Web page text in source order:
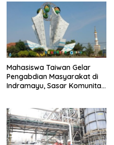
Mahasiswa Taiwan Gelar
Pengabdian Masyarakat di
Indramayu, Sasar Komunitas